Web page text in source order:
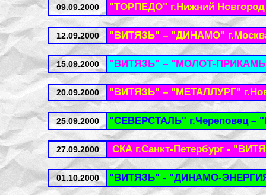
09.09.2000 "ТОРПЕДО" г.Нижний
12.09.2000 "ВИТЯЗЬ" – "ДИНАМО"
15.09.2000 "ВИТЯЗЬ" – "МОЛОТ-
20.09.2000 "ВИТЯЗЬ" – "МЕТАЛЛУРГ"
25.09.2000 "СЕВЕРСТАЛЬ" г.Череповец –
27.09.2000 СКА г.Санкт-Петербург -
01.10.2000 "ВИТЯЗЬ" - "ДИНАМО-ЭНЕРГИЯ"